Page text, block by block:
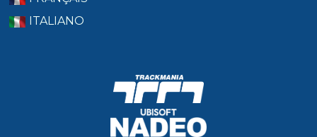
ITALIANO